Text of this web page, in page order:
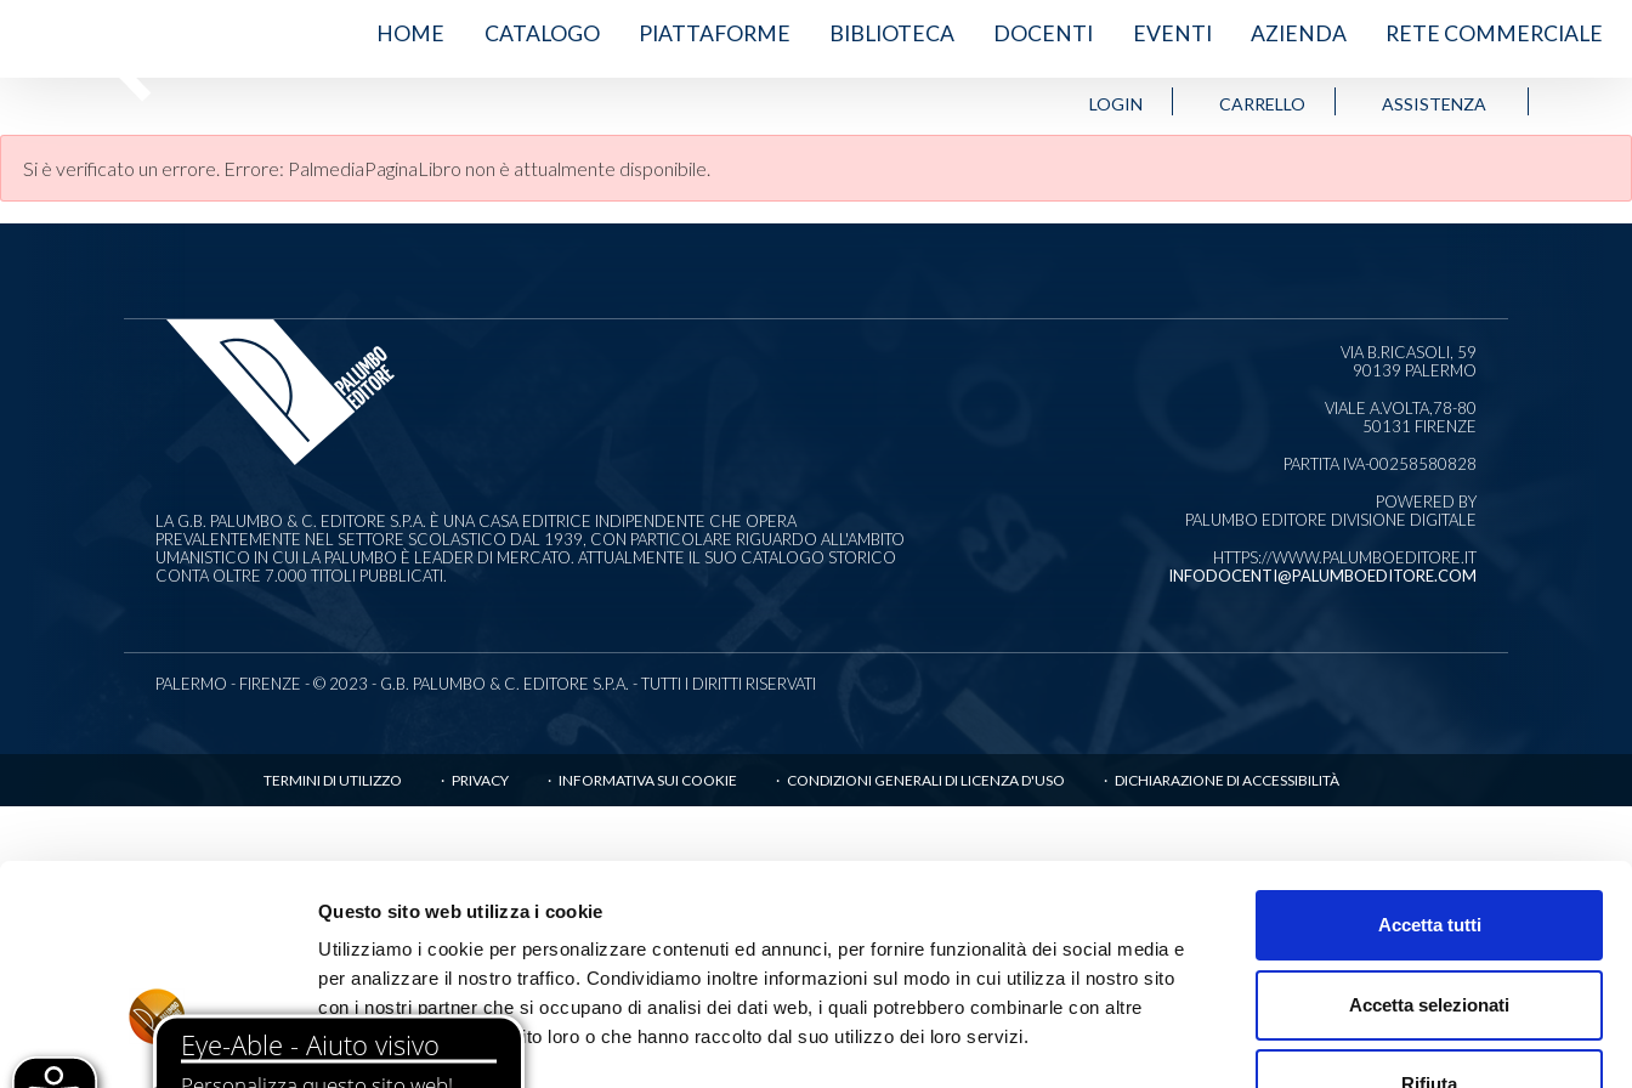
Questo sito web utilizza i cookie
Utilizziamo i cookie per personalizzare contenuti ed annunci, per fornire funzionalità dei social media e
per analizzare il nostro traffico. Condividiamo inoltre informazioni sul modo in cui utilizza il nostro sito
con i nostri partner che si occupano di analisi dei dati web, i quali potrebbero combinarle con altre
informazioni che ha fornito loro o che hanno raccolto dal suo utilizzo dei loro servizi.
Accetta tutti
Accetta selezionati
Rifiuta
HOME CATALOGO PIATTAFORME BIBLIOTECA DOCENTI EVENTI AZIENDA RETE COMMERCIALE
LOGIN CARRELLO ASSISTENZA
Si è verificato un errore. Errore: PalmediaPaginaLibro non è attualmente disponibile.
LA G.B. PALUMBO & C. EDITORE S.P.A. È UNA CASA EDITRICE INDIPENDENTE CHE OPERA
PREVALENTEMENTE NEL SETTORE SCOLASTICO DAL 1939, CON PARTICOLARE RIGUARDO ALL'AMBITO
UMANISTICO IN CUI LA PALUMBO È LEADER DI MERCATO. ATTUALMENTE IL SUO CATALOGO STORICO
CONTA OLTRE 7.000 TITOLI PUBBLICATI.
VIA B.RICASOLI, 59
90139 PALERMO
VIALE A.VOLTA,78-80
50131 FIRENZE
PARTITA IVA-00258580828
POWERED BY
PALUMBO EDITORE DIVISIONE DIGITALE
HTTPS://WWW.PALUMBOEDITORE.IT
INFODOCENTI@PALUMBOEDITORE.COM
PALERMO - FIRENZE - © 2023 - G.B. PALUMBO & C. EDITORE S.P.A. - TUTTI I DIRITTI RISERVATI
TERMINI DI UTILIZZO PRIVACY INFORMATIVA SUI COOKIE CONDIZIONI GENERALI DI LICENZA D'USO DICHIARAZIONE DI ACCESSIBILITÀ